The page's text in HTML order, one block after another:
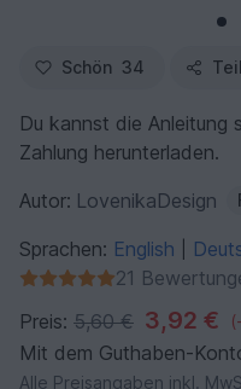
Schön 34
Du kannst die
Zahlung herunterladen.
Autor: LovenikaDesign
Sprachen: English
21
Preis: 5,60 € 3,92 €
Mit dem Guthaben-
Alle Preisangaben inkl.